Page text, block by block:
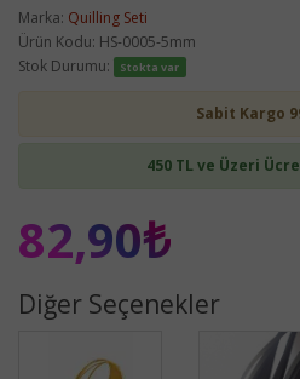
Marka: Quilling Seti
Ürün Kodu: HS-0005-5mm
Stok Durumu:
Stokta var
Sabit Kargo
450 TL ve Üzeri
82,90₺
Diğer Seçenekler